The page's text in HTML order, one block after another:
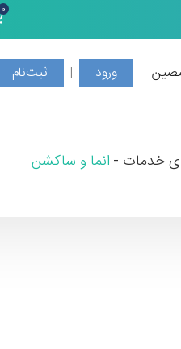
0
ورود | ثبت‌نام
خدمات - انما و ساکشن